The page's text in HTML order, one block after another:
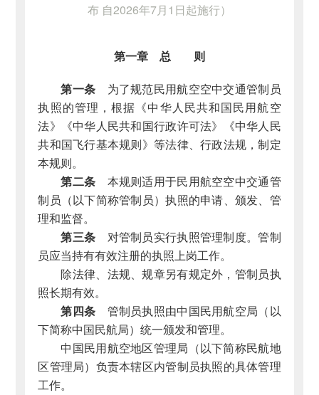
布 自2026年7月1日起施行）
第一章 总 则
第一条 为了规范民用航空空中交通管制员
执照的管理，根据《中华人民共和国民用航空
法》《中华人民共和国行政许可法》《中华人民
共和国飞行基本规则》等法律、行政法规，制定
本规则。
第二条 本规则适用于民用航空空中交通管
制员（以下简称管制员）执照的申请、颁发、管
理和监督。
第三条 对管制员实行执照管理制度。管制
员应当持有有效注册的执照上岗工作。
除法律、法规、规章另有规定外，管制员执
照长期有效。
第四条 管制员执照由中国民用航空局（以
下简称中国民航局）统一颁发和管理。
中国民用航空地区管理局（以下简称民航地
区管理局）负责本辖区内管制员执照的具体管理
工作。